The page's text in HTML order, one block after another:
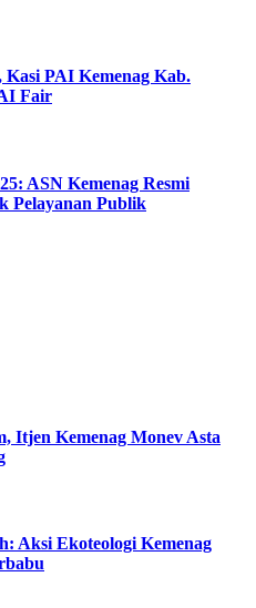
PAI Kemenag Kab.
Fair
ASN Kemenag Resmi
Pelayanan Publik
Itjen Kemenag Monev Asta
Aksi Ekoteologi Kemenag